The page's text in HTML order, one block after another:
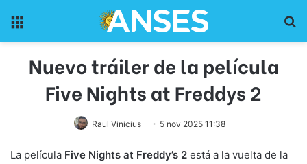
Nuevo tráiler de la película
Five Nights at Freddys 2
Raul Vinicius 5 nov 2025 11:38
La película Five Nights at Freddy’s 2 está a la vuelta de la